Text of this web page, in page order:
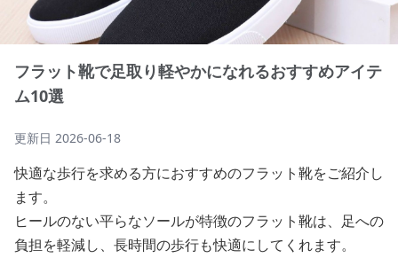
フラット靴で足取り軽やかになれるおすすめアイテ
ム10選
更新日 2026-06-18
快適な歩行を求める方におすすめのフラット靴をご紹介し
ます。
ヒールのない平らなソールが特徴のフラット靴は、足への
負担を軽減し、長時間の歩行も快適にしてくれます。